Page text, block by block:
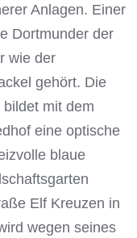
Anlagen. Einer
Dortmunder der
wie der
gehört. Die
mit dem
eine optische
blaue
Elf Kreuzen in
wegen seines